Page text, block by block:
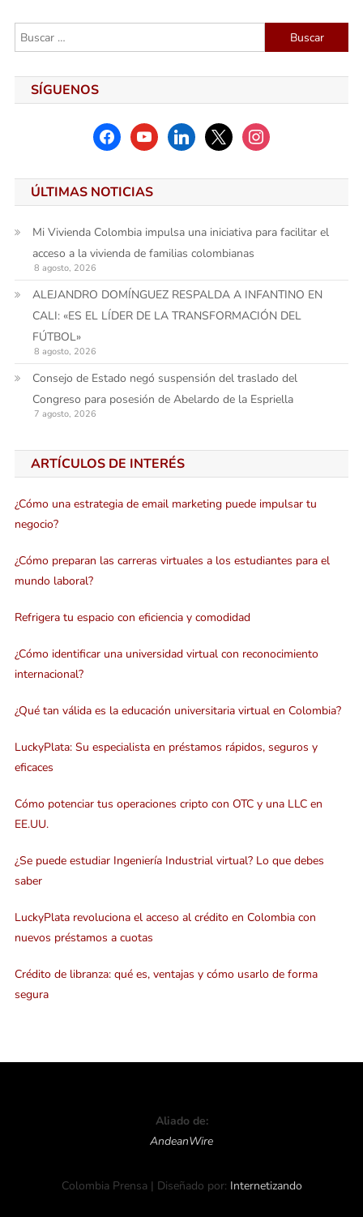
de
entradas
Buscar:
SÍGUENOS
facebookyoutubelinkedinx instagram
ÚLTIMAS NOTICIAS
Mi Vivienda Colombia impulsa una iniciativa para facilitar el
acceso a la vivienda de familias colombianas
8 agosto, 2026
ALEJANDRO DOMÍNGUEZ RESPALDA A INFANTINO EN
CALI: «ES EL LÍDER DE LA TRANSFORMACIÓN DEL
FÚTBOL»
8 agosto, 2026
Consejo de Estado negó suspensión del traslado del
Congreso para posesión de Abelardo de la Espriella
7 agosto, 2026
ARTÍCULOS DE INTERÉS
¿Cómo una estrategia de email marketing puede impulsar tu
negocio?
¿Cómo preparan las carreras virtuales a los estudiantes para el
mundo laboral?
Refrigera tu espacio con eficiencia y comodidad
¿Cómo identificar una universidad virtual con reconocimiento
internacional?
¿Qué tan válida es la educación universitaria virtual en Colombia?
LuckyPlata: Su especialista en préstamos rápidos, seguros y
eficaces
Cómo potenciar tus operaciones cripto con OTC y una LLC en
EE.UU.
¿Se puede estudiar Ingeniería Industrial virtual? Lo que debes
saber
LuckyPlata revoluciona el acceso al crédito en Colombia con
nuevos préstamos a cuotas
Crédito de libranza: qué es, ventajas y cómo usarlo de forma
segura
Aliado de:
AndeanWire
Colombia Prensa | Diseñado por: Internetizando